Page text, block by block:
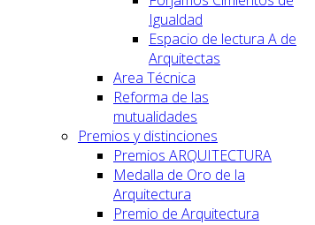
Igualdad
Espacio de lectura A de
Arquitectas
Area Técnica
Reforma de las
mutualidades
Premios y distinciones
Premios ARQUITECTURA
Medalla de Oro de la
Arquitectura
Premio de Arquitectura